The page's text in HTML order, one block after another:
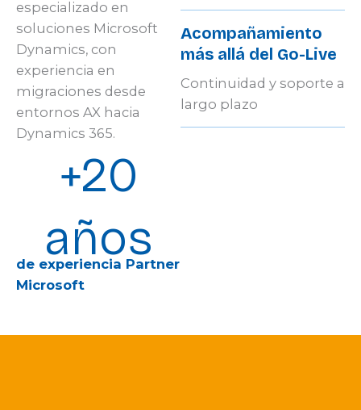
especializado en
soluciones Microsoft
Dynamics, con
experiencia en
migraciones desde
entornos AX hacia
Dynamics 365.
+20
años
de experiencia Partner
Microsoft
Acompañamiento
más allá del Go-Live
Continuidad y soporte a
largo plazo